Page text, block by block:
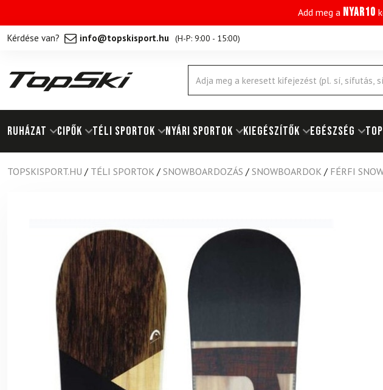
Add meg a NYAR10
Kérdése van? info@topskisport.hu (H-P: 9:00 - 15:00)
Products
search
RUHÁZAT Cipők TÉLI SPORTOK NYÁRI SPORTOK KIEGÉSZÍTŐK EGÉSZSÉG
TOPSKISPORT.HU / TÉLI SPORTOK / SNOWBOARDOZÁS / SNOWBOARDOK / FÉRFI